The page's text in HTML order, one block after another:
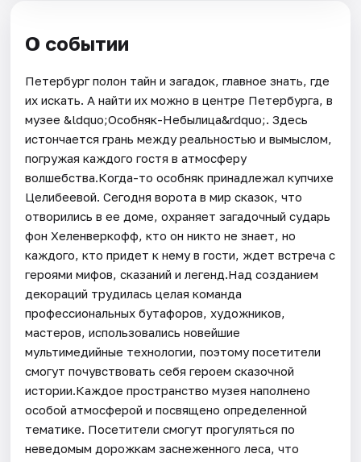
О событии
Петербург полон тайн и загадок, главное знать, где
их искать. А найти их можно в центре Петербурга, в
музее &ldquo;Особняк-Небылица&rdquo;. Здесь
истончается грань между реальностью и вымыслом,
погружая каждого гостя в атмосферу
волшебства.Когда-то особняк принадлежал купчихе
Целибеевой. Сегодня ворота в мир сказок, что
отворились в ее доме, охраняет загадочный сударь
фон Хеленверкофф, кто он никто не знает, но
каждого, кто придет к нему в гости, ждет встреча с
героями мифов, сказаний и легенд.Над созданием
декораций трудилась целая команда
профессиональных бутафоров, художников,
мастеров, использовались новейшие
мультимедийные технологии, поэтому посетители
смогут почувствовать себя героем сказочной
истории.Каждое пространство музея наполнено
особой атмосферой и посвящено определенной
тематике. Посетители смогут прогуляться по
неведомым дорожкам заснеженного леса, что